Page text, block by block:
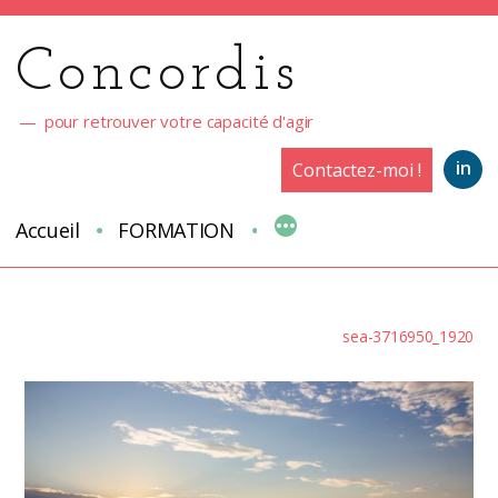
contenu
Concordis
pour retrouver votre capacité d'agir
in
Contactez-moi !
Accueil FORMATION
sea-3716950_1920